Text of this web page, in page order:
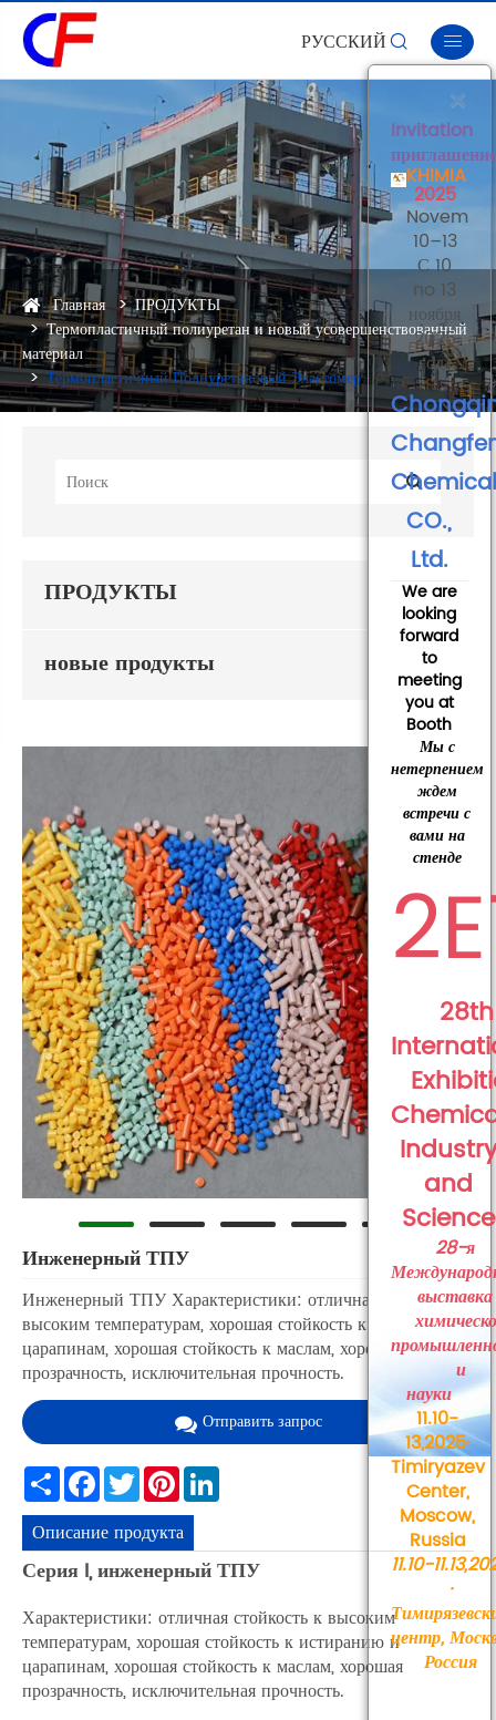
РУССКИЙ 
Главная
ПРОДУКТЫ
Термопластичный полиуретан и новый усовершенствованный
материал
Термопластичный Полиуретановый Эластомер
ПРОДУКТЫ
новые продукты
Инженерный ТПУ
Инженерный ТПУ Характеристики: отличная стойкость к
высоким температурам, хорошая стойкость к истиранию и
царапинам, хорошая стойкость к маслам, хорошая
прозрачность, исключительная прочность.
Отправить запрос
ShareFacebook
TwitterPinterest
Описание продукта
Серия I, инженерный ТПУ
Характеристики: отличная стойкость к высоким
температурам, хорошая стойкость к истиранию и
царапинам, хорошая стойкость к маслам, хорошая
прозрачность, исключительная прочность.
×
Invitation
приглашение
KHIMIA
2025
10–13
С 10
no 13
ноября
2025
года
Chemical
CO.,
Ltd.
We are
looking
forward
to
meeting
you at
Booth
Мы с
нетерпением
ждем
встречи с
вами на
стенде
28th
Industry
and
Science
28-я
выставка
и
науки
11.10-
13,2025·
Timiryazev
Center,
Moscow,
Russia
11.10-
·
центр,
Россия